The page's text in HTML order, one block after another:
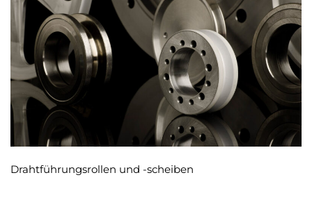
Drahtführungsrollen und -scheiben